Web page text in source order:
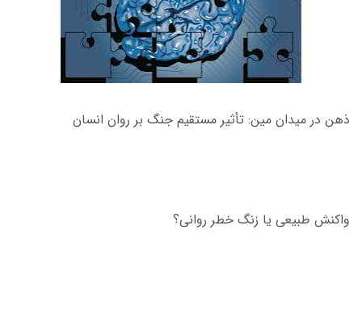
ذهن در میدان مین: تأثیر مستقیم جنگ بر روان انسان
واکنش طبیعی یا زنگ خطر روانی؟